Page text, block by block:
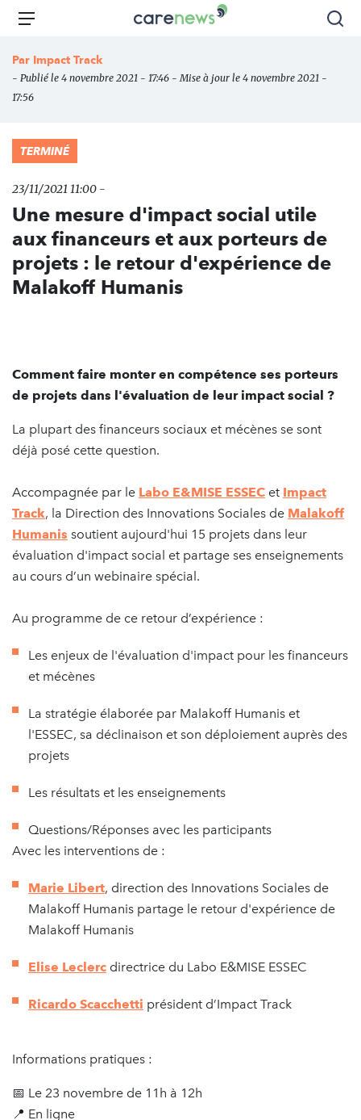
Aller
principal
Carenews,
des
Menu
Par Impact Track
- Publié le 4 novembre 2021 - 17:46 - Mise à jour le 4 novembre 2021 -
17:56
TERMINÉ
23/11/2021 11:00 -
Une mesure d'impact social utile
aux financeurs et aux porteurs de
projets : le retour d'expérience de
Malakoff Humanis
Comment faire monter en compétence ses porteurs
de projets dans l'évaluation de leur impact social ?
La plupart des financeurs sociaux et mécènes se sont
déjà posé cette question.
Accompagnée par le Labo E&MISE ESSEC et Impact
Track, la Direction des Innovations Sociales de Malakoff
Humanis soutient aujourd'hui 15 projets dans leur
évaluation d'impact social et partage ses enseignements
au cours d’un webinaire spécial.
Au programme de ce retour d’expérience :
Les enjeux de l'évaluation d'impact pour les financeurs
et mécènes
La stratégie élaborée par Malakoff Humanis et
l'ESSEC, sa déclinaison et son déploiement auprès des
projets
Les résultats et les enseignements
Questions/Réponses avec les participants
Avec les interventions de :
Marie Libert, direction des Innovations Sociales de
Malakoff Humanis partage le retour d'expérience de
Malakoff Humanis
Elise Leclerc directrice du Labo E&MISE ESSEC
Ricardo Scacchetti président d’Impact Track
Informations pratiques :
📅 Le 23 novembre de 11h à 12h
📍 En ligne